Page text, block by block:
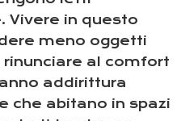
Vivere in questo
meno oggetti
al comfort
addirittura
che abitano in spazi